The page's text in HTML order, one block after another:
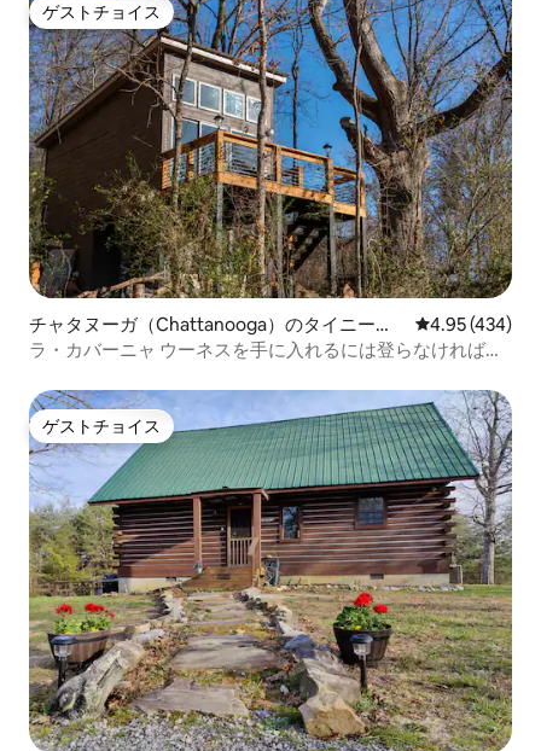
ゲストチョイス
ゲストチョイス
チャタヌーガ（Chattanooga）のタイニーハ
ウス
レビュー434
4.95 (434)
ラ・カバーニャ ウーネスを手に入れるには登らなければな
ゲストチョイス
ゲストチョイス